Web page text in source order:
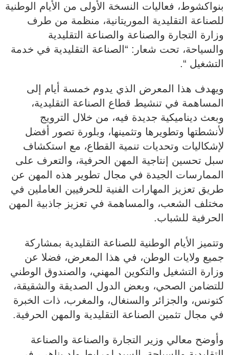
بنواكشوط، فعاليات النسخة الأولى من الأيام الوطنية
للصناعة التقليدية الموريتانية، منظمة من طرف
وزارة التجارة والصناعة والصناعة التقليدية
والسياحة، تحت شعار: “الصناعة التقليدية في خدمة
التشغيل “.
ويهدف هذا المعرض الذي يدوم خمسة أيام إلى
المساهمة في تنشيط قطاع الصناعة التقليدية،
وبعث ديناميكية جديدة فيه، من خلال الترويج
لأنشطتها وتطويرها وتثمينها، وبلورة تصور أفضل
لإشكاليات وتحديات تنمية القطاع، مع استكشاف
سبل تحسين إنتاجية المهن الحرفية، والتعرف على
الممارسات الجيدة في مجال تطوير هذه المهن عن
طريق تعزيز المهارات الفنية للحرفيين العاملين في
مختلف الشعب، والمساهمة في تعزيز جاذبية المهن
الحرفية للشباب.
وتتميز الأيام الوطنية للصناعة التقليدية بمشاركة
جميع ولايات الوطن، في هذا المعرض، فضلا عن
وزارة التشغيل والتكوين المهني، والصندوق الوطني
للتضامن الصحي، وبعض الدول الصديقة والشقيقة،
كتونس، والجزائر والسنغال، والمغرب، ذات الخبرة
في مجال تثمين الصناعة التقليدية والمهن الحرفية.
وأوضح معالي وزير التجارة والصناعة والصناعة